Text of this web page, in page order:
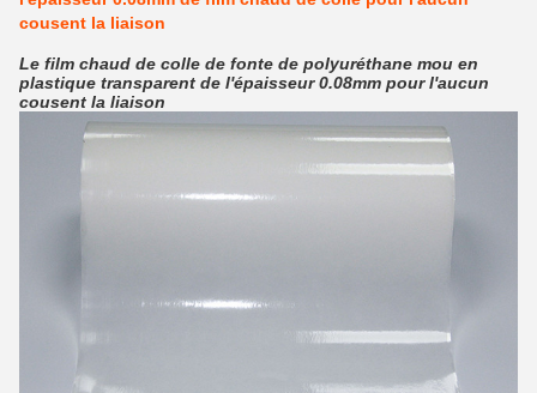
cousent la liaison
Le film chaud de colle de fonte de polyuréthane mou en
plastique transparent de l'épaisseur 0.08mm pour l'aucun
cousent la liaison